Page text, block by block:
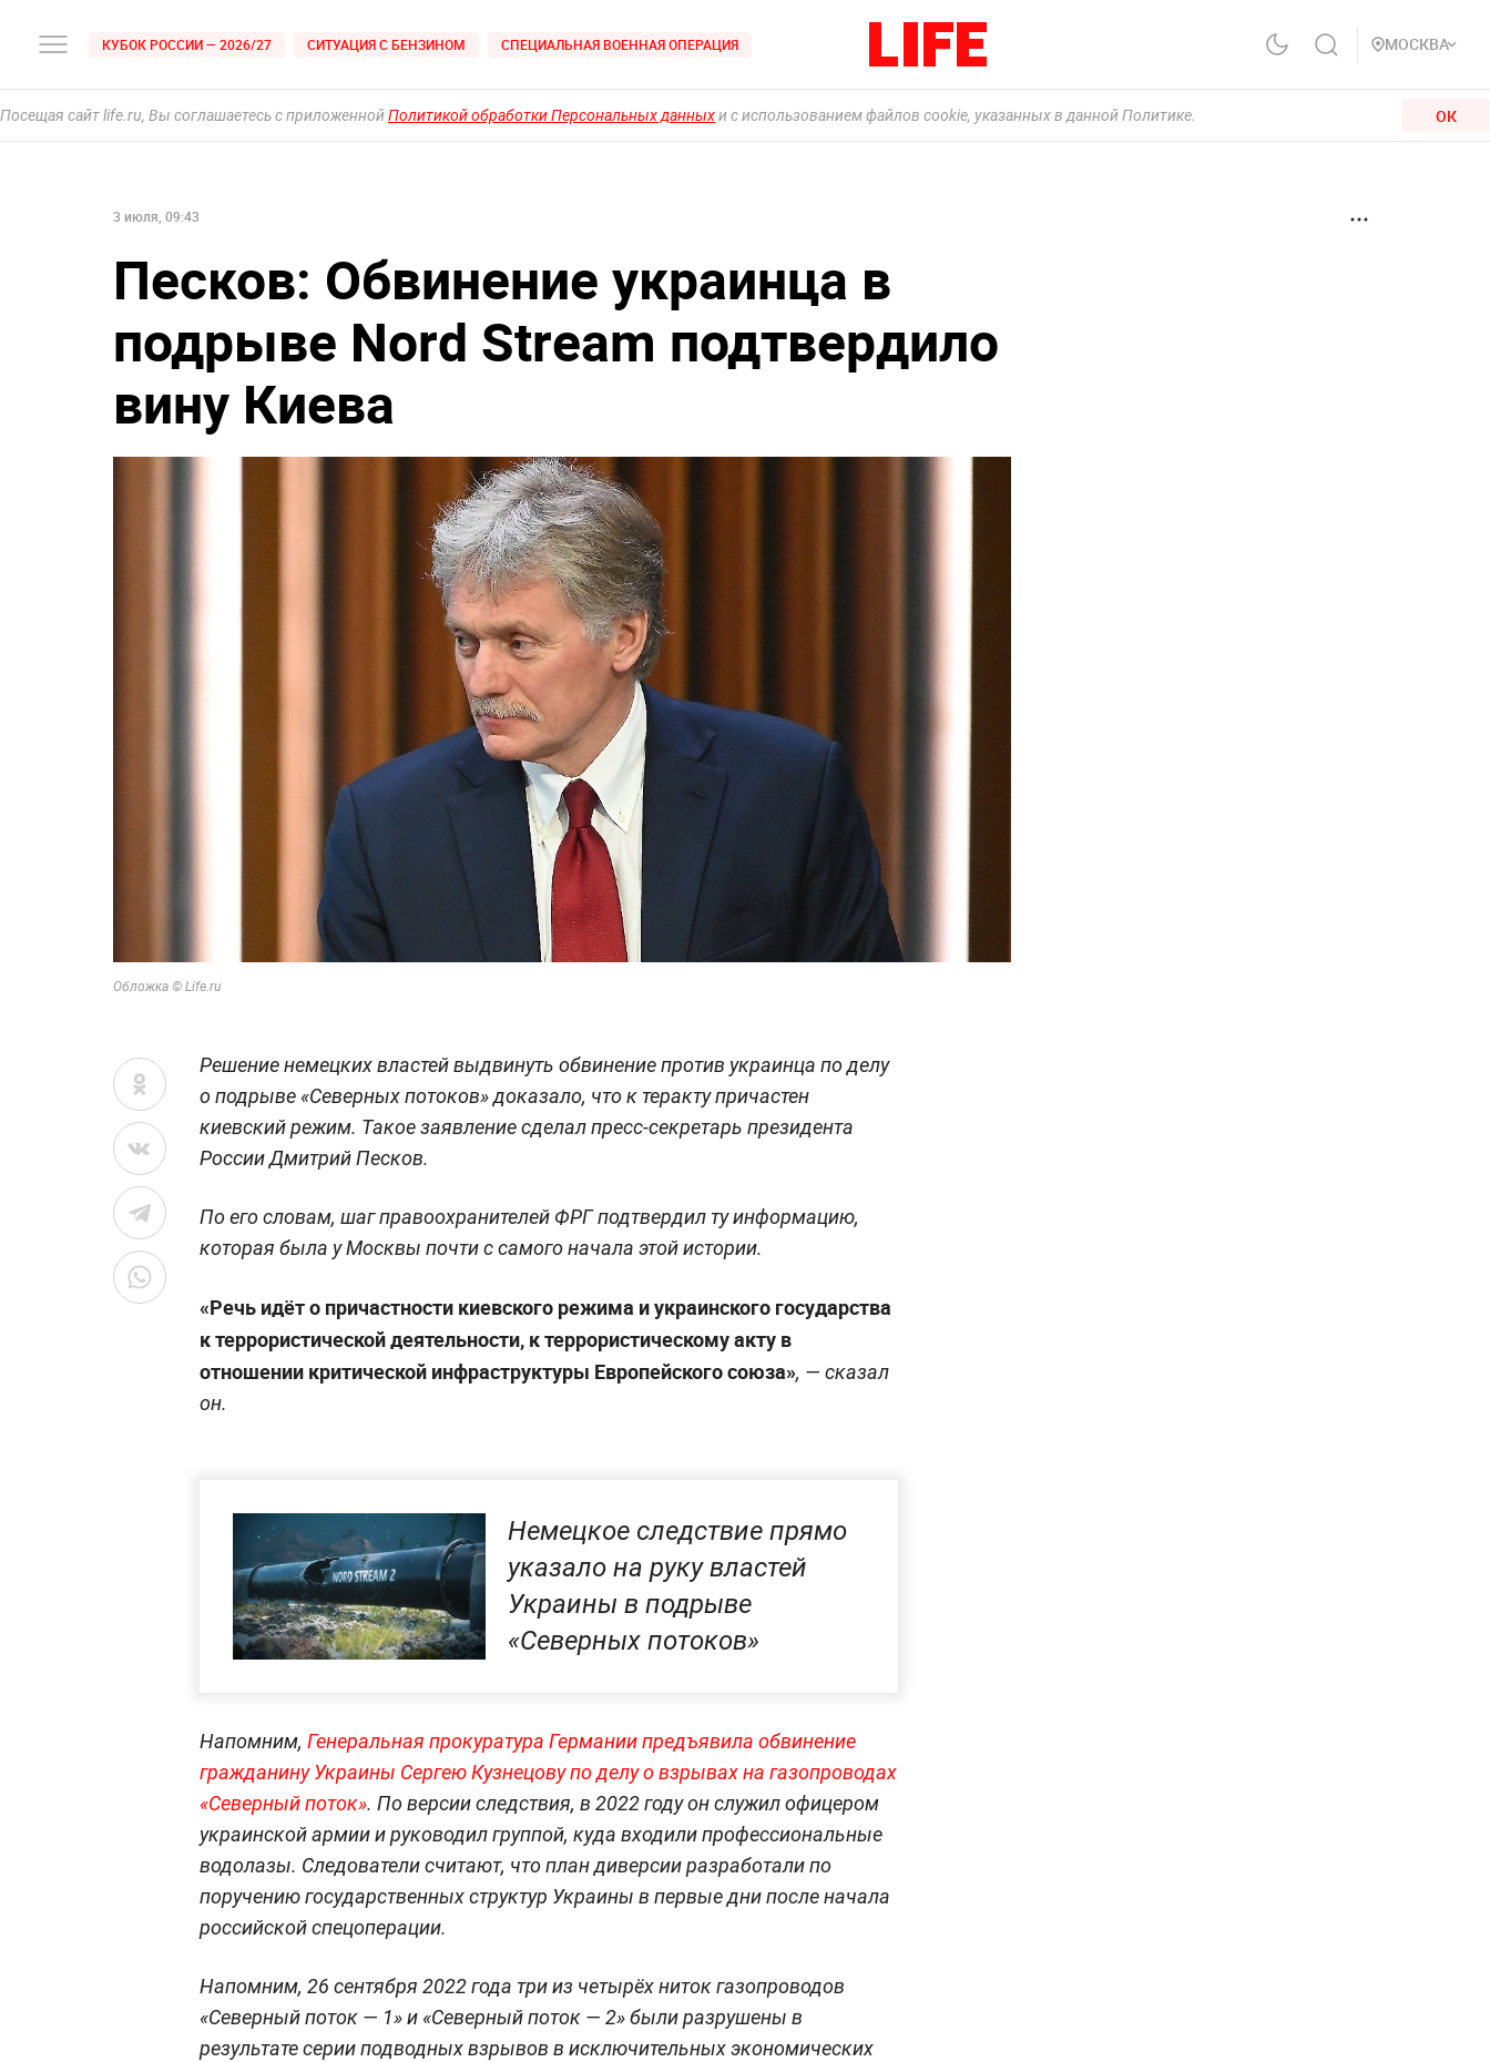
КУБОК РОССИИ — 2026/27 СИТУАЦИЯ С БЕНЗИНОМ СПЕЦИАЛЬНАЯ ВОЕННАЯ ОПЕРАЦИЯ МОСКВА
Посещая сайт life.ru, Вы соглашаетесь с приложеннойПолитикой обработки Персональных данныхи с использованием файлов cookie, указанных в данной Политике. ОК
3 июля, 09:43
Песков: Обвинение украинца в
подрыве Nord Stream подтвердило
вину Киева
Обложка © Life.ru
Решение немецких властей выдвинуть обвинение против украинца по делу
о подрыве «Северных потоков» доказало, что к теракту причастен
киевский режим. Такое заявление сделал пресс-секретарь президента
России Дмитрий Песков.
По его словам, шаг правоохранителей ФРГ подтвердил ту информацию,
которая была у Москвы почти с самого начала этой истории.
«Речь идёт о причастности киевского режима и украинского государства
к террористической деятельности, к террористическому акту в
отношении критической инфраструктуры Европейского союза», — сказал
он.
Немецкое следствие прямо
указало на руку властей
Украины в подрыве
«Северных потоков»
Напомним, Генеральная прокуратура Германии предъявила обвинение
гражданину Украины Сергею Кузнецову по делу о взрывах на газопроводах
«Северный поток». По версии следствия, в 2022 году он служил офицером
украинской армии и руководил группой, куда входили профессиональные
водолазы. Следователи считают, что план диверсии разработали по
поручению государственных структур Украины в первые дни после начала
российской спецоперации.
Напомним, 26 сентября 2022 года три из четырёх ниток газопроводов
«Северный поток — 1» и «Северный поток — 2» были разрушены в
результате серии подводных взрывов в исключительных экономических